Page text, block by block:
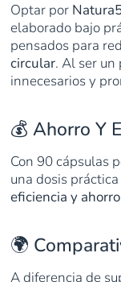
Optar por
elaborado bajo
pensados para
circular. Al ser
innecesarios y
💰 Ahorro Y
Con 90 cápsulas
una dosis
eficiencia y
🌍
A diferencia de